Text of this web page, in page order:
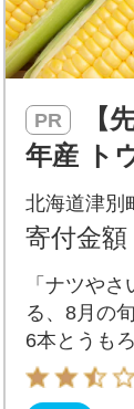
PR
年産 ト
ールド
本 | 北
北海道津別
寄付金額
「ナツや
る、8月の
6本とうも
シ ゴール
野菜 夏 甘